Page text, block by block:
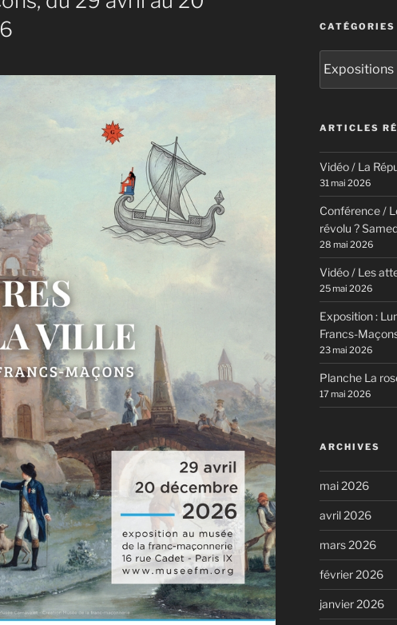
CATÉGORIES
ARTICLES
Vidéo / La
31 mai 2026
Conférence /
révolu ?
28 mai 2026
Vidéo / Les
25 mai 2026
Exposition :
Francs-
23 mai 2026
Planche La
17 mai 2026
ARCHIVES
mai 2026
avril 2026
mars 2026
février 2026
janvier 2026